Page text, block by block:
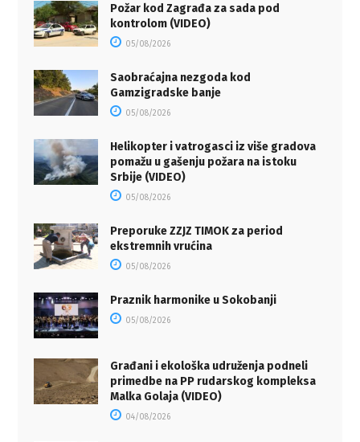
Požar kod Zagrađa za sada pod
kontrolom (VIDEO)
05/08/2026
Saobraćajna nezgoda kod
Gamzigradske banje
05/08/2026
Helikopter i vatrogasci iz više gradova
pomažu u gašenju požara na istoku
Srbije (VIDEO)
05/08/2026
Preporuke ZZJZ TIMOK za period
ekstremnih vrućina
05/08/2026
Praznik harmonike u Sokobanji
05/08/2026
Građani i ekološka udruženja podneli
primedbe na PP rudarskog kompleksa
Malka Golaja (VIDEO)
04/08/2026